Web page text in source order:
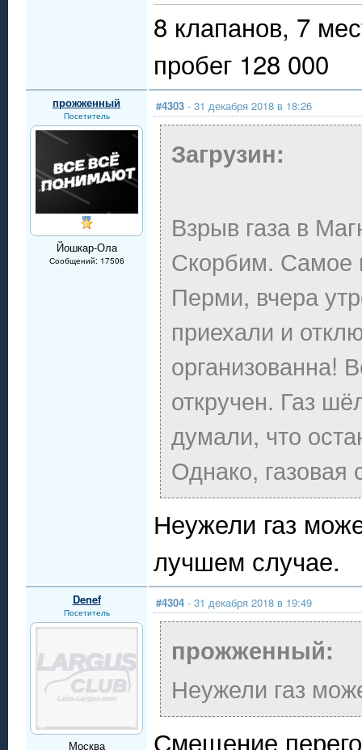
8 клапанов, 7
пробег 128 000
прожженный
Посетитель
Йошкар-Ола
Сообщений: 17506
#4303 - 31 декабря 2018 в 18:26
Загрузин:
Взрыв газа в
Скорбим. Самое
Перми, вчера
приехали и
организованна!
откручен. Газ
думали, что
Однако, газовая
Неужели газ
лучшем случае.
Denef
Посетитель
Москва
#4304 - 31 декабря 2018 в 19:49
прожженный:
Неужели газ
Смещение